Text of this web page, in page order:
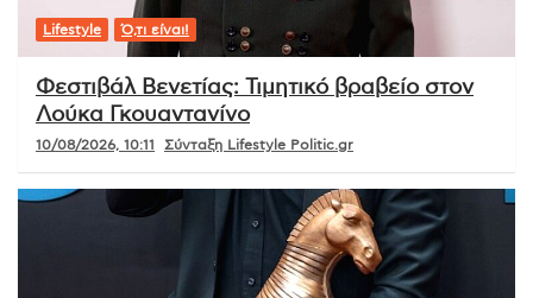
Lifestyle Ό,τι είναι!
Φεστιβάλ Βενετίας: Τιμητικό βραβείο στον
Λούκα Γκουαντανίνο
10/08/2026, 10:11 Σύνταξη Lifestyle Politic.gr